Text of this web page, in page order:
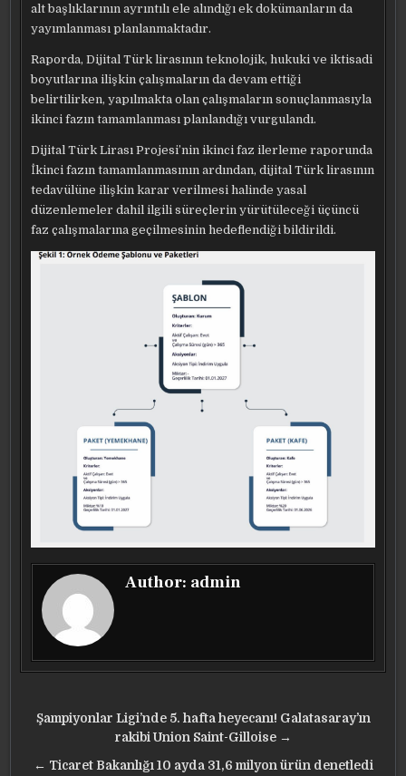
alt başlıklarının ayrıntılı ele alındığı ek dokümanların da
yayımlanması planlanmaktadır.
Raporda, Dijital Türk lirasının teknolojik, hukuki ve iktisadi
boyutlarına ilişkin çalışmaların da devam ettiği
belirtilirken, yapılmakta olan çalışmaların sonuçlanmasıyla
ikinci fazın tamamlanması planlandığı vurgulandı.
Dijital Türk Lirası Projesi’nin ikinci faz ilerleme raporunda
İkinci fazın tamamlanmasının ardından, dijital Türk lirasının
tedavülüne ilişkin karar verilmesi halinde yasal
düzenlemeler dahil ilgili süreçlerin yürütüleceği üçüncü
faz çalışmalarına geçilmesinin hedeflendiği bildirildi.
Author: admin
Yazı
gezinmesi
Şampiyonlar Ligi’nde 5. hafta heyecanı! Galatasaray’ın
rakibi Union Saint-Gilloise →
← Ticaret Bakanlığı 10 ayda 31,6 milyon ürün denetledi